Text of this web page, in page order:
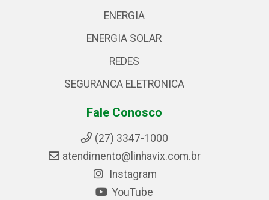
ENERGIA
ENERGIA SOLAR
REDES
SEGURANCA ELETRONICA
Fale Conosco
(27) 3347-1000
atendimento@linhavix.com.br
Instagram
YouTube